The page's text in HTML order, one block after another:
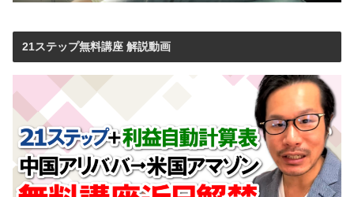
21ステップ無料講座 解説動画